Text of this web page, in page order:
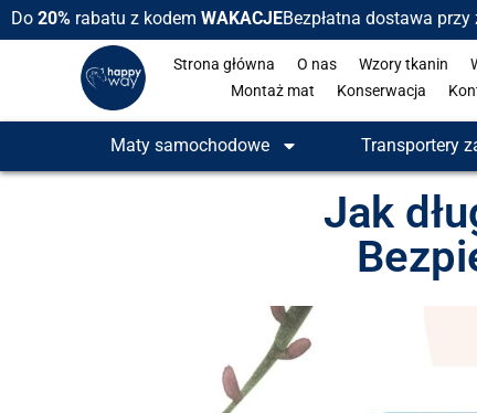
Do 20% rabatu z kodem WAKACJEBezpłatna dostawa
Strona główna O nas Wzory tkanin
Montaż mat
Konserwacja
Maty samochodowe Transportery
Jak